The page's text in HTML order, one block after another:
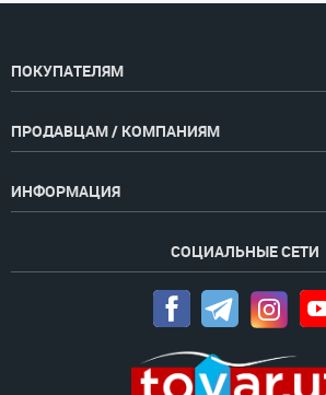
ПОКУПАТЕЛЯМ
ПРОДАВЦАМ / КОМПАНИЯМ
ИНФОРМАЦИЯ
СОЦИАЛЬНЫЕ СЕТИ